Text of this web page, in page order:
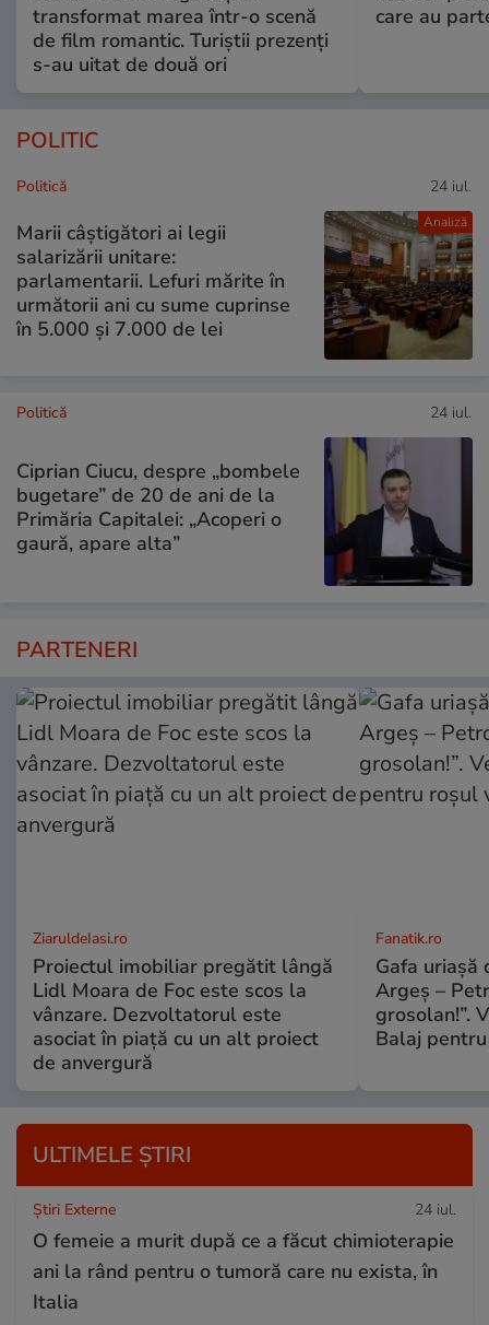
transformat marea într-o scenă
de film romantic. Turiștii prezenți
s-au uitat de două ori
care au
POLITIC
Analiză
Politică 24 iul.
Marii câștigători ai legii
salarizării unitare:
parlamentarii. Lefuri mărite în
următorii ani cu sume cuprinse
în 5.000 și 7.000 de lei
Politică 24 iul.
Ciprian Ciucu, despre „bombele
bugetare” de 20 de ani de la
Primăria Capitalei: „Acoperi o
gaură, apare alta”
PARTENERI
ZiaruldeIasi.ro
Proiectul imobiliar pregătit lângă
Lidl Moara de Foc este scos la
vânzare. Dezvoltatorul este
asociat în piață cu un alt proiect
de anvergură
Fanatik.ro
Gafa uriașă
Argeș –
grosolan!”.
Balaj
ULTIMELE ȘTIRI
Știri Externe 24 iul.
O femeie a murit după ce a făcut chimioterapie
ani la rând pentru o tumoră care nu exista, în
Italia